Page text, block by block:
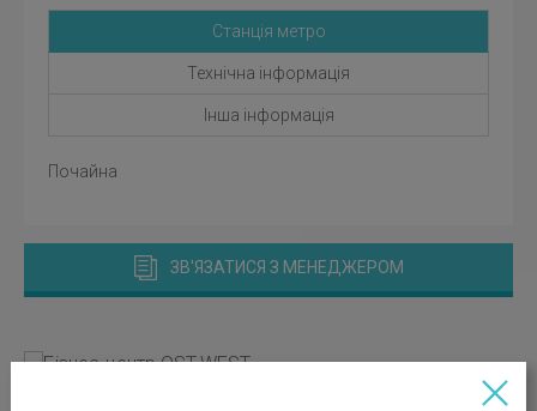
Станція метро
Технічна інформація
Інша інформація
Почайна
ЗВ'ЯЗАТИСЯ З МЕНЕДЖЕРОМ